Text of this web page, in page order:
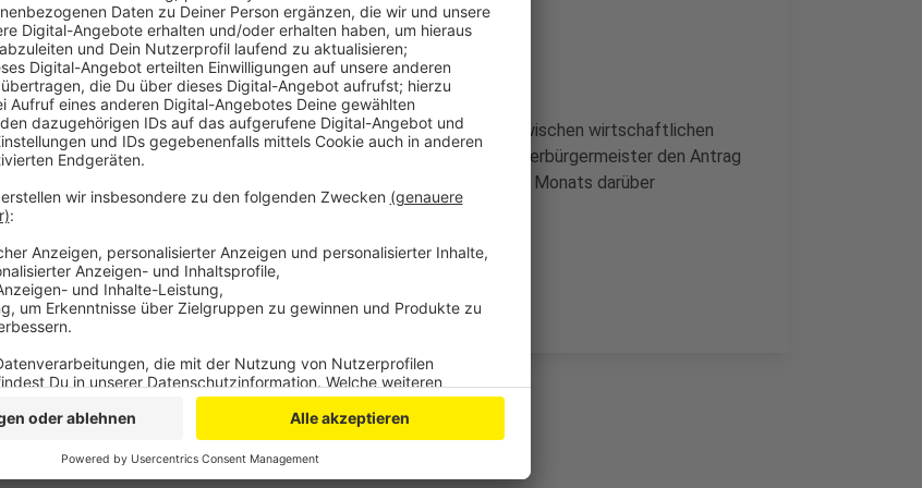
Anzeige
Die Grünen wollen damit nach eigener Aussage einen Ausgleich zwischen wirtschaftlichen
Interessen und der Gesundheit der Bürger erreichen. Wenn der Oberbürgermeister den Antrag
auf die Tagesordnung setzt, könnte der Stadtrat schon Ende des Monats darüber
entscheiden.
Anzeige